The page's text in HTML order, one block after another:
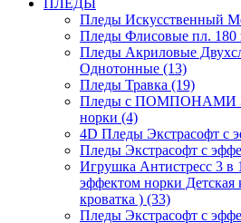
ПЛЕДЫ
Пледы Искусственный
Пледы Флисовые пл. 180
Пледы Акриловые
Однотонные (13)
Пледы Травка (19)
Пледы с ПОМПОНАМИ
норки (4)
4D Пледы Экстрасофт с
Пледы Экстрасофт с
Игрушка Антистресс 3 в
эффектом норки Детская
кроватка ) (33)
Пледы Экстрасофт с